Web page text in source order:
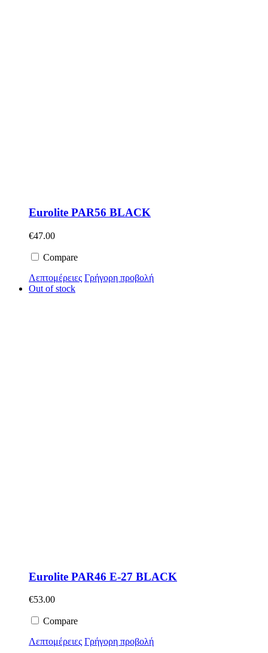
Eurolite PAR56 BLACK
€47.00
Compare
Λεπτομέρειες Γρήγορη προβολή
Out of stock
Eurolite PAR46 E-27 BLACK
€53.00
Compare
Λεπτομέρειες Γρήγορη προβολή